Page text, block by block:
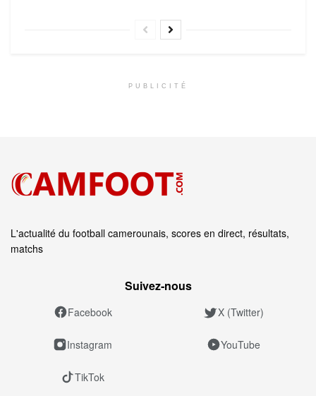
PUBLICITÉ
L'actualité du football camerounais, scores en direct, résultats,
matchs
Suivez‑nous
Facebook X (Twitter)
Instagram YouTube
TikTok